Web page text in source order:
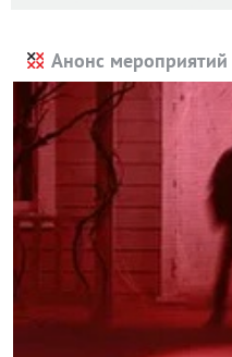
Анонс мероприятий